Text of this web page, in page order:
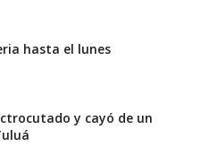
hasta el lunes
y cayó de un